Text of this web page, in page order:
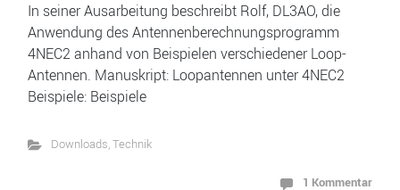
In seiner Ausarbeitung beschreibt Rolf, DL3AO, die
Anwendung des Antennenberechnungsprogramm
4NEC2 anhand von Beispielen verschiedener Loop-
Antennen. Manuskript: Loopantennen unter 4NEC2
Beispiele: Beispiele
Downloads,Technik
1 Kommentar